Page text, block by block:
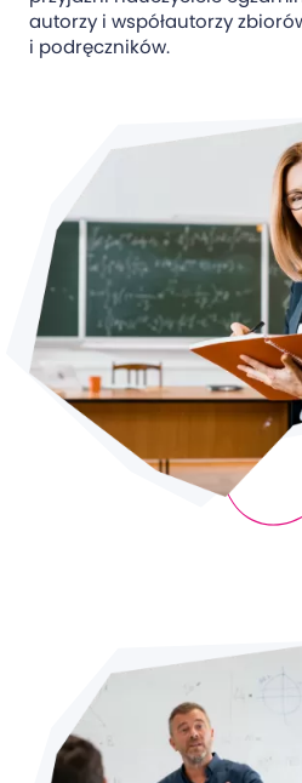
autorzy i współautorzy
i podręczników.